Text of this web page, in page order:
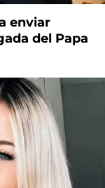
enviar
del Papa